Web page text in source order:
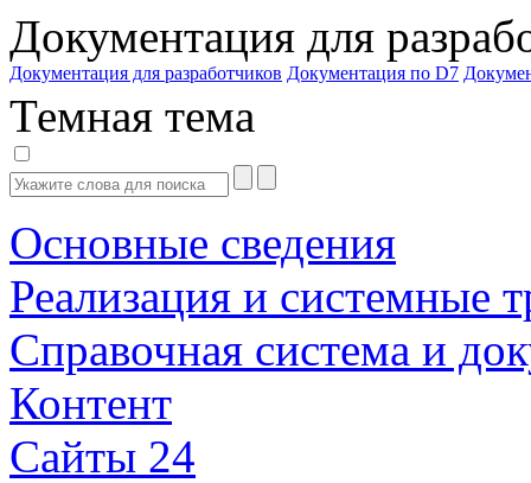
Документация для
Документация для разработчиков Документация по D7
Темная тема
Основные сведения
Реализация и системные
Справочная система и
Контент
Сайты 24